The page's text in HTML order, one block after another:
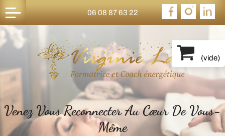
06 08 87 63 22
(vide)
Venez Vous Reconnecter Au Cœur De Vous-
Même